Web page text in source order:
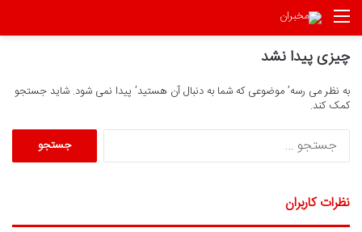
منو
چیزی پیدا نشد
به نظر می رسه’ موضوعی که شما به دنبال آن هستید’ پیدا نمی شود. شاید جستجو
کمک کند.
ب
نظرات کاربران